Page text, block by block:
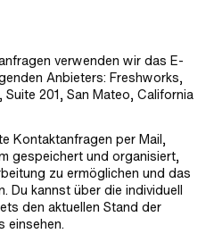
verwenden wir das E-
Anbieters: Freshworks,
201, San Mateo, California
Kontaktanfragen per Mail,
gespeichert und organisiert,
zu ermöglichen und das
Du kannst über die individuell
den aktuellen Stand der
einsehen.